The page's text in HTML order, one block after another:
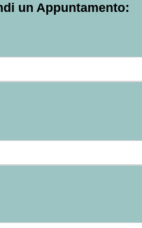
un Appuntamento: